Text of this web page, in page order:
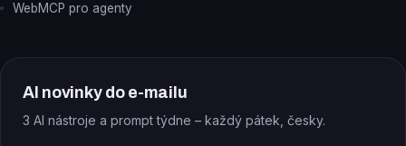
WebMCP pro agenty
AI novinky do e-mailu
3 AI nástroje a prompt týdne – každý pátek, česky.